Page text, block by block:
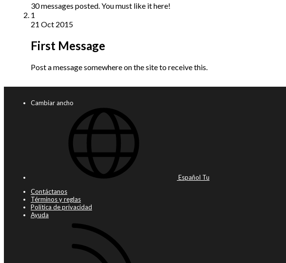
30 messages posted. You must like it here!
1
21 Oct 2015
First Message
Post a message somewhere on the site to receive this.
Cambiar ancho
Español Tu
Contáctanos
Términos y reglas
Política de privacidad
Ayuda